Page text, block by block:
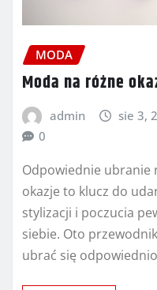
MODA
Moda na różne
admin
sie 3,
0
Odpowiednie ubranie
okazje to klucz do
stylizacji i poczucia
siebie. Oto
ubrać się